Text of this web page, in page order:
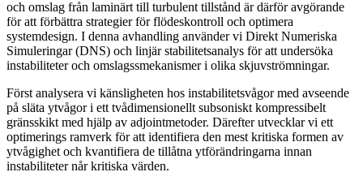
och omslag från laminärt till turbulent tillstånd är därför avgörande
för att förbättra strategier för flödeskontroll och optimera
systemdesign. I denna avhandling använder vi Direkt Numeriska
Simuleringar (DNS) och linjär stabilitetsanalys för att undersöka
instabiliteter och omslagssmekanismer i olika skjuvströmningar.
Först analysera vi känsligheten hos instabilitetsvågor med avseende
på släta ytvågor i ett tvådimensionellt subsoniskt kompressibelt
gränsskikt med hjälp av adjointmetoder. Därefter utvecklar vi ett
optimerings ramverk för att identifiera den mest kritiska formen av
ytvågighet och kvantifiera de tillåtna ytförändringarna innan
instabiliteter når kritiska värden.